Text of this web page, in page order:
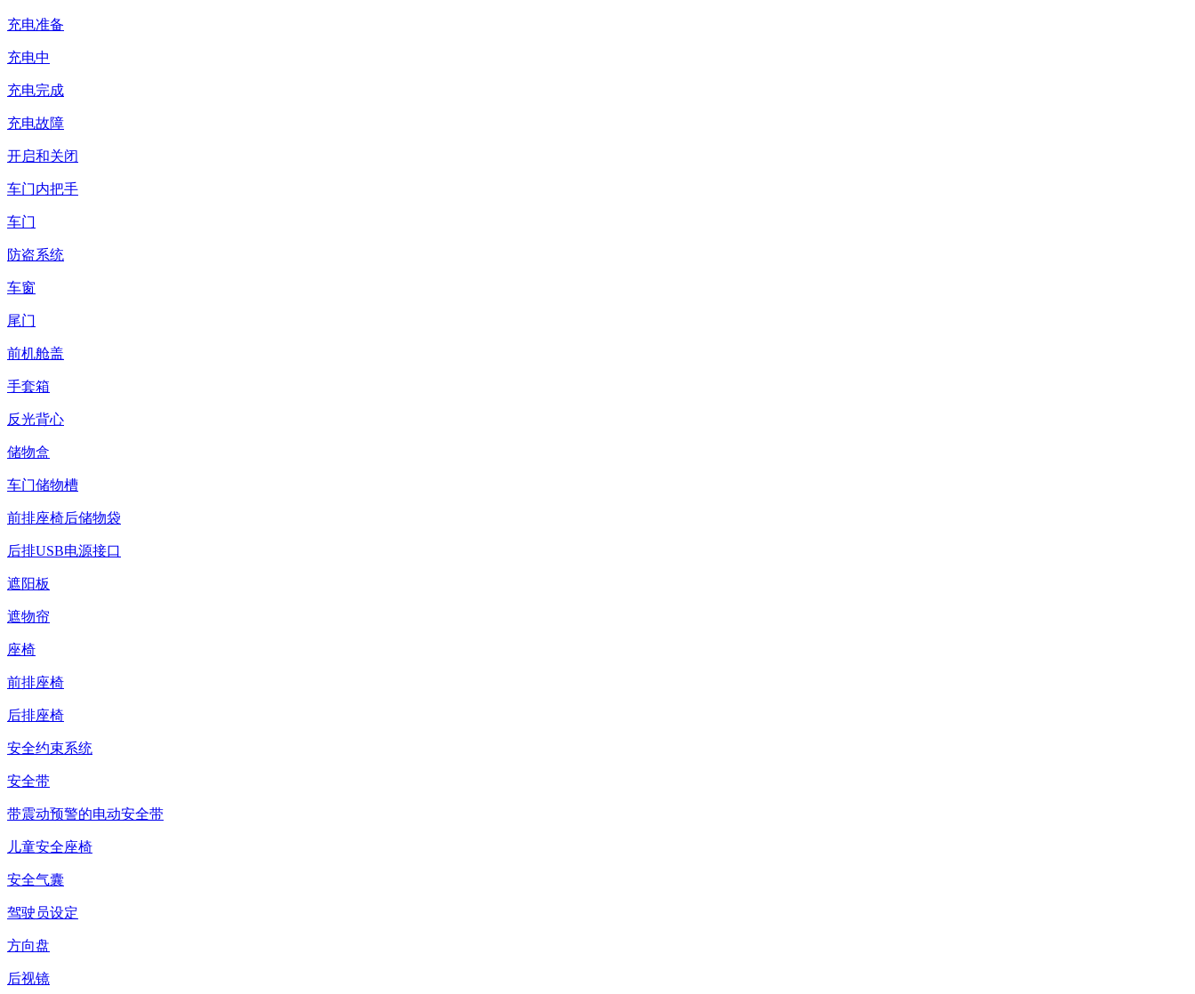
充电准备
充电中
充电完成
充电故障
开启和关闭
车门内把手
车门
防盗系统
车窗
尾门
前机舱盖
手套箱
反光背心
储物盒
车门储物槽
前排座椅后储物袋
后排USB电源接口
遮阳板
遮物帘
座椅
前排座椅
后排座椅
安全约束系统
安全带
带震动预警的电动安全带
儿童安全座椅
安全气囊
驾驶员设定
方向盘
后视镜